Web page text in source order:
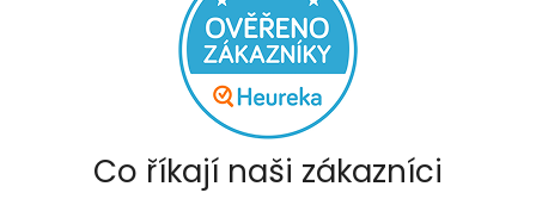
Co říkají naši zákazníci